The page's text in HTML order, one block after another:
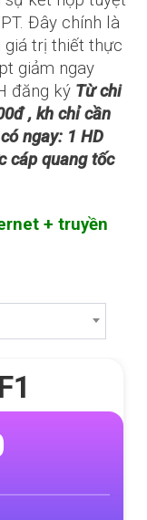
Đây chính là
giá trị thiết thực
giảm ngay
đăng ký Từ chi
, kh chỉ cần
ngay: 1 HD
cáp quang tốc
+ truyền
F1